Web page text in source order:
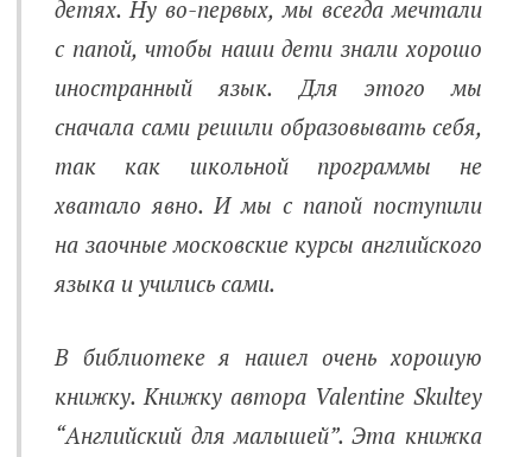
детях. Ну во-первых, мы всегда мечтали
с папой, чтобы наши дети знали хорошо
иностранный язык. Для этого мы
сначала сами решили образовывать себя,
так как школьной программы не
хватало явно. И мы с папой поступили
на заочные московские курсы английского
языка и учились сами.
В библиотеке я нашел очень хорошую
книжку. Книжку автора Valentine Skultey
“Английский для малышей”. Эта книжка